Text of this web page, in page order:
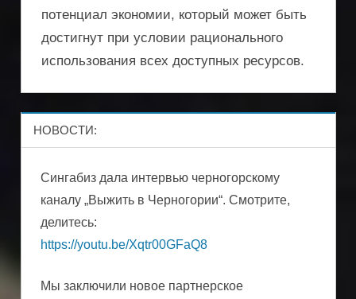
потенциал экономии, который может быть
достигнут при условии рационального
использования всех доступных ресурсов.
НОВОСТИ:
Сингабиз дала интервью черногорскому
каналу „Выжить в Черногории“. Смотрите,
делитесь:
https://youtu.be/Xqtr00GFaQ8
Мы заключили новое партнерское